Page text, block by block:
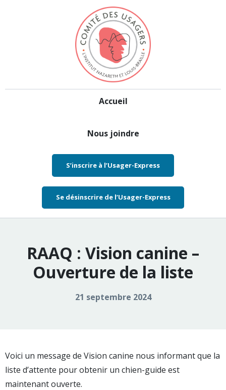
Accueil
Nous joindre
S’inscrire à l’Usager-Express
Se désinscrire de l’Usager-Express
RAAQ : Vision canine –
Ouverture de la liste
21 septembre 2024
Voici un message de Vision canine nous informant que la
liste d’attente pour obtenir un chien-guide est
maintenant ouverte.